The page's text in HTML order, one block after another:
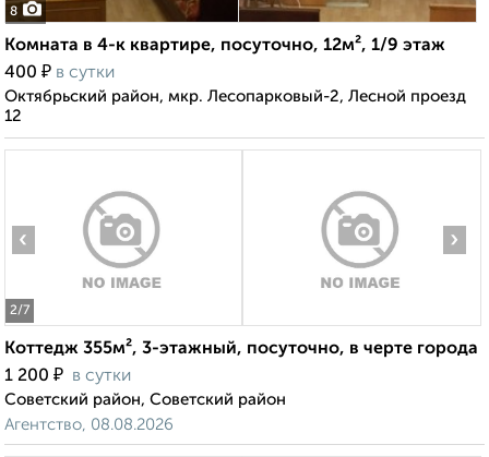
8
Комната в 4-к квартире, посуточно, 12м², 1/9 этаж
400 ₽ в сутки
Октябрьский район, мкр. Лесопарковый-2, Лесной проезд
12
2/7
‹ ›
Коттедж 355м², 3-этажный, посуточно, в черте города
1 200 ₽ в сутки
Советский район, Советский район
Агентство, 08.08.2026